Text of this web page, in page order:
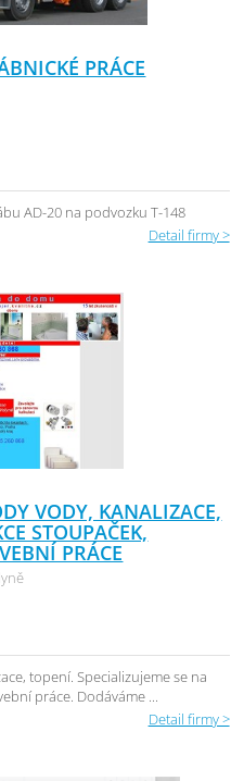
PRÁCE
AD-20 na podvozku T-148
Detail firmy >
VODY, KANALIZACE,
STOUPAČEK,
PRÁCE
topení. Specializujeme se na
práce. Dodáváme ...
Detail firmy >